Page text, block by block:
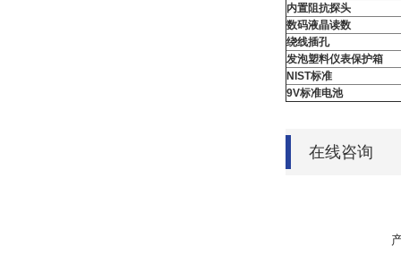
内置阻抗探头
数码液晶读数
绕线插孔
发泡塑料仪表保护箱
NIST标准
9V标准电池
在线咨询